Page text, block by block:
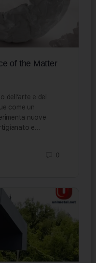
of the Matter
dell’arte e del
come un
nuove
e…
0